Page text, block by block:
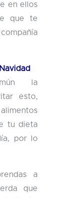
en ellos
que te
la
esto,
tu dieta
por lo
a
que